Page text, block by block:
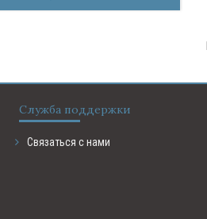
Служба поддержки
Связаться с нами